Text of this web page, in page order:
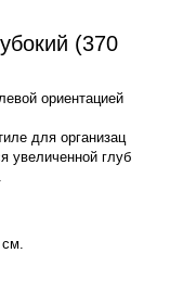
(370
ориентацией
для организац
увеличенной глуб
см.